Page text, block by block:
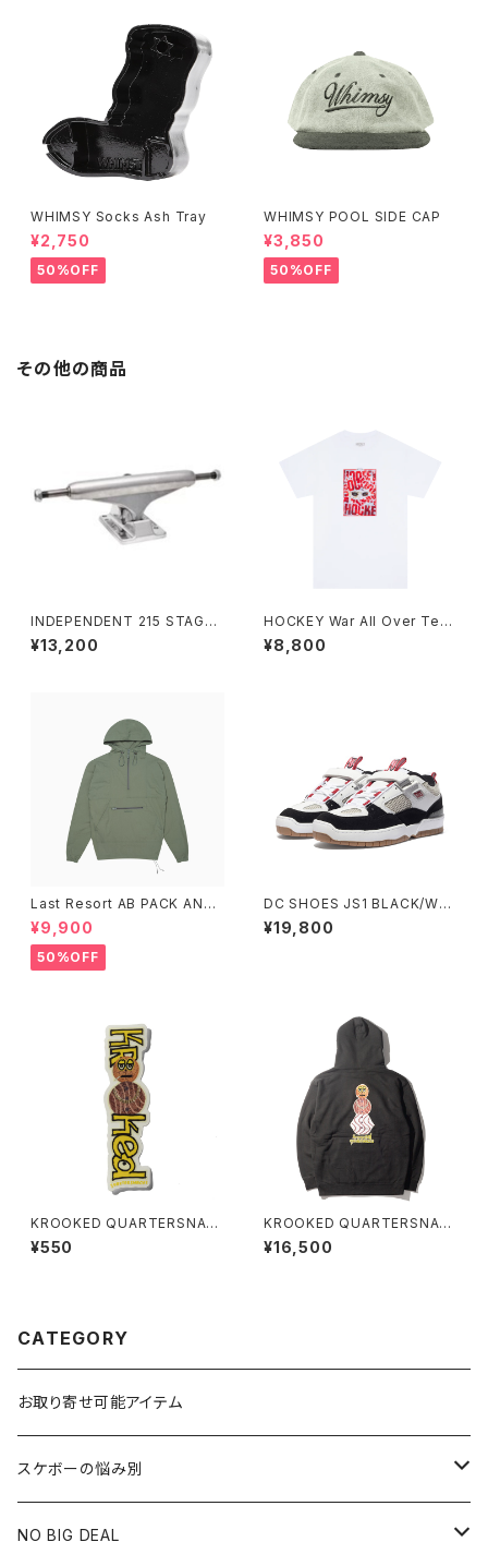
WHIMSY Socks Ash Tray
¥2,750
50%OFF
WHIMSY POOL SIDE CAP
¥3,850
50%OFF
その他の商品
INDEPENDENT 215 STAGE 1
1 POLISHED SKATEBOARD
TRUCKS インディペンデント 2
¥13,200
HOCKEY War All Over Tee
ホワイト
¥8,800
Last Resort AB PACK ANO
RAK SAGE
¥9,900
50%OFF
DC SHOES JS1 BLACK/WHI
TE/RED
¥19,800
KROOKED QUARTERSNAC
KS SNACKMAN STIKER
¥550
KROOKED QUARTERSNAC
KS SNACKMAN HOODIE
¥16,500
CATEGORY
お取り寄せ可能アイテム
スケボーの悩み別
膝や腰が痛い
NO BIG DEAL